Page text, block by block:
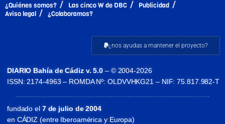
¿Quiénes somos? Las cinco W de DBC
Publicidad
Aviso legal
¿Colaboramos?
¿nos ayudas a mantener el proyecto?
DIARIO Bahía de Cádiz v. 5.0 – © 2004-2026
ISSN: 2174-4963 – ROMDA Nº: OLDVVHKG21 – NIF: 75.817.982-T
fundado el7 de julio de 2004
en CÁDIZ (entre Iberoamérica y Europa)